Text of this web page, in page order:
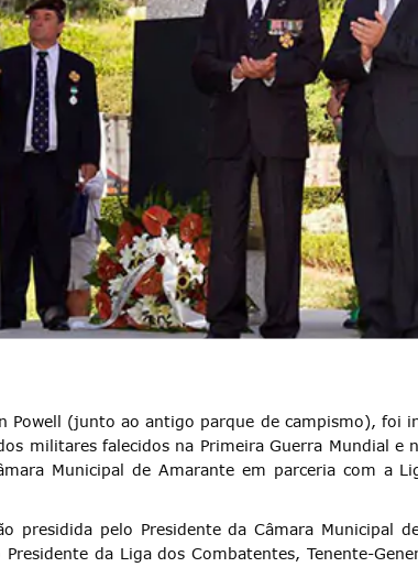
Powell (junto ao antigo parque de campismo), foi
militares falecidos na Primeira Guerra Mundial e
Municipal de Amarante em parceria com a
presidida pelo Presidente da Câmara Municipal
da Liga dos Combatentes, Tenente-